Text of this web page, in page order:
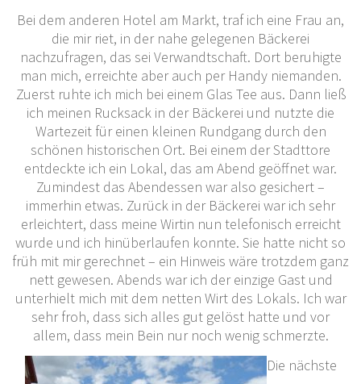
Bei dem anderen Hotel am Markt, traf ich eine Frau an,
die mir riet, in der nahe gelegenen Bäckerei
nachzufragen, das sei Verwandtschaft. Dort beruhigte
man mich, erreichte aber auch per Handy niemanden.
Zuerst ruhte ich mich bei einem Glas Tee aus. Dann ließ
ich meinen Rucksack in der Bäckerei und nutzte die
Wartezeit für einen kleinen Rundgang durch den
schönen historischen Ort. Bei einem der Stadttore
entdeckte ich ein Lokal, das am Abend geöffnet war.
Zumindest das Abendessen war also gesichert –
immerhin etwas. Zurück in der Bäckerei war ich sehr
erleichtert, dass meine Wirtin nun telefonisch erreicht
wurde und ich hinüberlaufen konnte. Sie hatte nicht so
früh mit mir gerechnet – ein Hinweis wäre trotzdem ganz
nett gewesen. Abends war ich der einzige Gast und
unterhielt mich mit dem netten Wirt des Lokals. Ich war
sehr froh, dass sich alles gut gelöst hatte und vor
allem, dass mein Bein nur noch wenig schmerzte.
Die nächste